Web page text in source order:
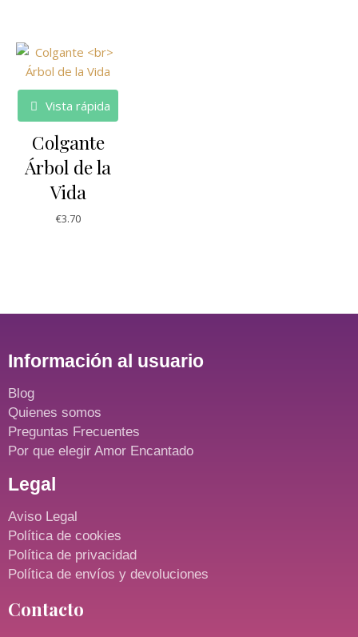
Vista rápida
Colgante
Árbol de la
Vida
€3.70
Información al usuario
Blog
Quienes somos
Preguntas Frecuentes
Por que elegir Amor Encantado
Legal
Aviso Legal
Política de cookies
Política de privacidad
Política de envíos y devoluciones
Contacto